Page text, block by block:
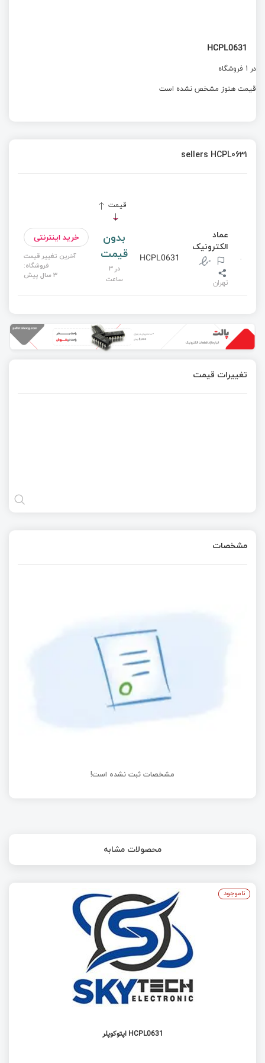
HCPL0631
در 1 فروشگاه
قیمت هنوز مشخص نشده است
sellers HCPL0631
قیمت
عماد
الکترونیک
تهران
HCPL0631
بدون
قیمت
در 3
ساعت
خرید اینترنتی
آخرین تغییر قیمت
فروشگاه:
3 سال پیش
تغییرات قیمت
مشخصات
مشخصات ثبت نشده است!
محصولات مشابه
HCPL0631 اپتوکوپلر
ناموجود